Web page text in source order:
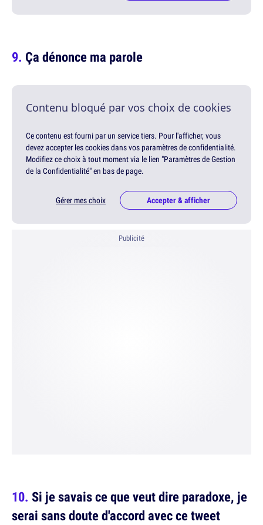
Ça dénonce ma parole
Contenu bloqué par vos choix de cookies
Ce contenu est fourni par un service tiers. Pour l'afficher, vous
devez accepter les cookies dans vos paramètres de confidentialité.
Modifiez ce choix à tout moment via le lien "Paramètres de Gestion
de la Confidentialité" en bas de page.
Gérer mes choix Accepter & afficher
Publicité
Si je savais ce que veut dire paradoxe, je
serai sans doute d'accord avec ce tweet